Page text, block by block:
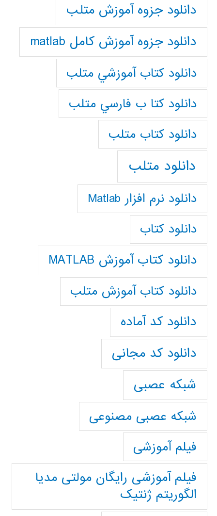
دانلود جزوه آموزش متلب
دانلود جزوه آموزش کامل matlab
دانلود كتاب آموزشي متلب
دانلود كتا ب فارسي متلب
دانلود كتاب متلب
دانلود متلب
دانلود نرم افزار Matlab
دانلود کتاب
دانلود کتاب آموزش MATLAB
دانلود کتاب آموزش متلب
دانلود کد آماده
دانلود کد مجانی
شبکه عصبی
شبکه عصبی مصنوعی
فیلم آموزشی
فیلم آموزشی رایگان مولتی مدیا
الگوریتم ژنتیک